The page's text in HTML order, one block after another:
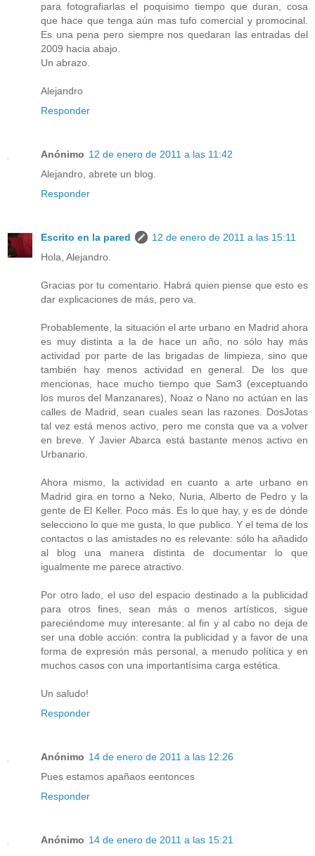
para fotografiarlas el poquisimo tiempo que duran, cosa
que hace que tenga aún mas tufo comercial y promocinal.
Es una pena pero siempre nos quedaran las entradas del
2009 hacia abajo.
Un abrazo.
Alejandro
Responder
Anónimo 12 de enero de 2011 a las 11:42
Alejandro, abrete un blog.
Responder
Escrito en la pared
12 de enero de 2011 a las 15:11
Hola, Alejandro.
Gracias por tu comentario. Habrá quien piense que esto es
dar explicaciones de más, pero va.
Probablemente, la situación el arte urbano en Madrid ahora
es muy distinta a la de hace un año, no sólo hay más
actividad por parte de las brigadas de limpieza, sino que
también hay menos actividad en general. De los que
mencionas, hace mucho tiempo que Sam3 (exceptuando
los muros del Manzanares), Noaz o Nano no actúan en las
calles de Madrid, sean cuales sean las razones. DosJotas
tal vez está menos activo, pero me consta que va a volver
en breve. Y Javier Abarca está bastante menos activo en
Urbanario.
Ahora mismo, la actividad en cuanto a arte urbano en
Madrid gira en torno a Neko, Nuria, Alberto de Pedro y la
gente de El Keller. Poco más. Es lo que hay, y es de dónde
selecciono lo que me gusta, lo que publico. Y el tema de los
contactos o las amistades no es relevante: sólo ha añadido
al blog una manera distinta de documentar lo que
igualmente me parece atractivo.
Por otro lado, el uso del espacio destinado a la publicidad
para otros fines, sean más o menos artísticos, sigue
pareciéndome muy interesante: al fin y al cabo no deja de
ser una doble acción: contra la publicidad y a favor de una
forma de expresión más personal, a menudo política y en
muchos casos con una importantísima carga estética.
Un saludo!
Responder
Anónimo 14 de enero de 2011 a las 12:26
Pues estamos apañaos eentonces
Responder
Anónimo 14 de enero de 2011 a las 15:21